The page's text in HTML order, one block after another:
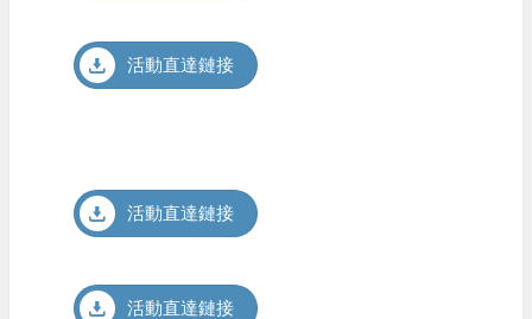
活動直達鏈接
活動直達鏈接
活動直達鏈接